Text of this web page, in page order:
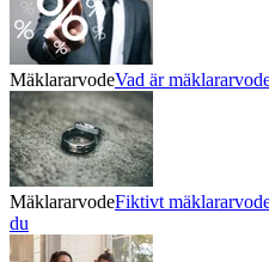
MäklararvodeVad är
MäklararvodeFiktivt
du